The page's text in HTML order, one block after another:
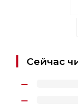
Сейчас